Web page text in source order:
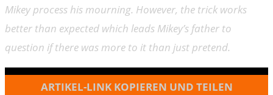
Mikey process his mourning. However, the trick works
better than expected which leads Mikey’s father to
question if there was more to it than just pretend.
ARTIKEL-LINK KOPIEREN UND TEILEN